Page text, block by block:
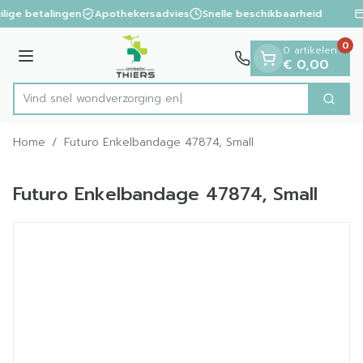
Ga naar de inhoud
1 van 1
betalingen Apothekersadvies Snelle beschikbaarheid
Menu
Product, merk, categorie...
Vind snel wondverz Zoek
0 artikelen
€ 0,00
0
Home / Futuro Enkelbandage 47874, Small
Futuro Enkelbandage 47874, Small